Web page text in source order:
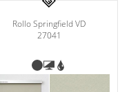
Rollo Springfield VD
27041